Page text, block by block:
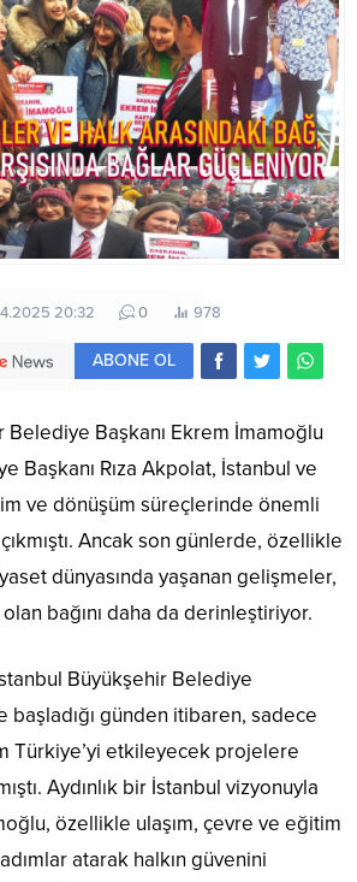
20:32 0 978
ABONE OL
Belediye Başkanı Ekrem İmamoğlu
Başkanı Rıza Akpolat, İstanbul ve
ve dönüşüm süreçlerinde önemli
Ancak son günlerde, özellikle
dünyasında yaşanan gelişmeler,
bağını daha da derinleştiriyor.
Büyükşehir Belediye
başladığı günden itibaren, sadece
Türkiye’yi etkileyecek projelere
Aydınlık bir İstanbul vizyonuyla
özellikle ulaşım, çevre ve eğitim
atarak halkın güvenini